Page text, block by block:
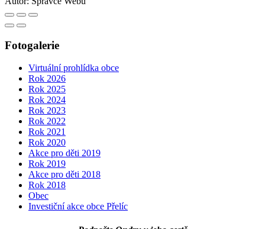
Fotogalerie
Virtuální prohlídka obce
Rok 2026
Rok 2025
Rok 2024
Rok 2023
Rok 2022
Rok 2021
Rok 2020
Akce pro děti 2019
Rok 2019
Akce pro děti 2018
Rok 2018
Obec
Investiční akce obce Přelíc